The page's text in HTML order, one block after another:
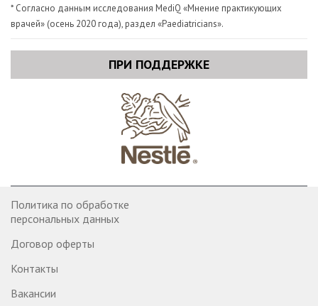
* Согласно данным исследования MediQ «Мнение практикующих
врачей» (осень 2020 года), раздел «Paediatricians».
ПРИ ПОДДЕРЖКЕ
Политика по обработке
персональных данных
Договор оферты
Контакты
Вакансии